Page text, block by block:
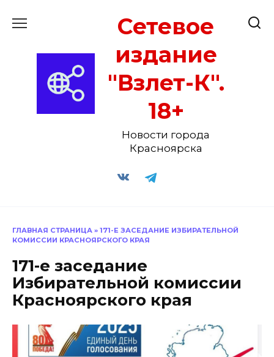
Сетевое
издание
"Взлет-К".
18+
Новости города
Красноярска
ГЛАВНАЯ СТРАНИЦА » 171-Е ЗАСЕДАНИЕ ИЗБИРАТЕЛЬНОЙ
КОМИССИИ КРАСНОЯРСКОГО КРАЯ
171-е заседание
Избирательной комиссии
Красноярского края